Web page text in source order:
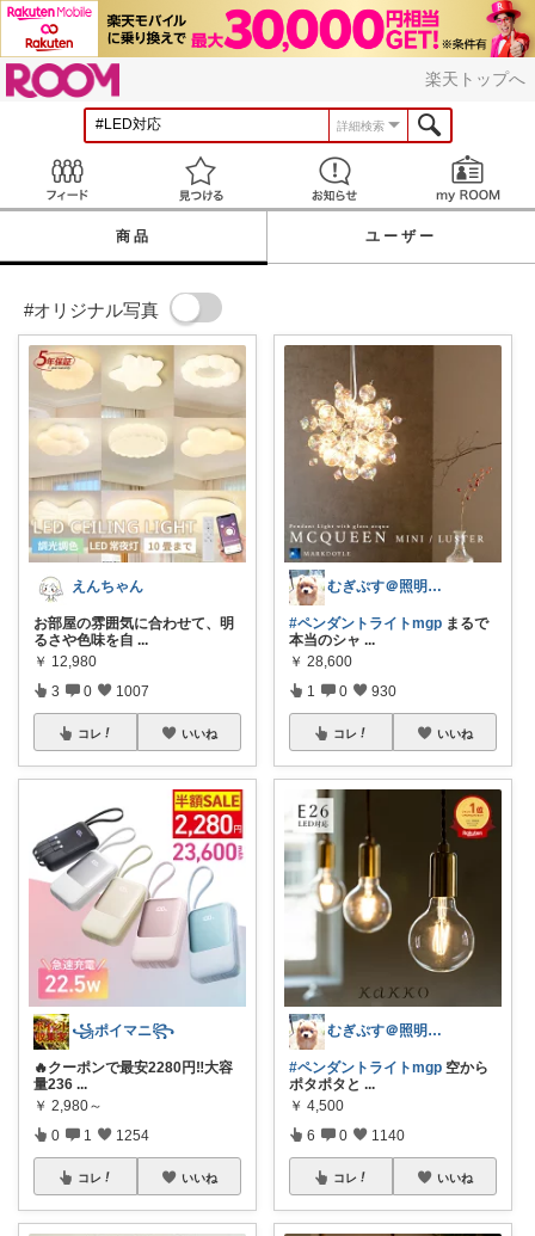
楽天トップへ
詳細検索
見つける お知らせ
商品 ユーザー
#オリジナル写真
えんちゃん
お部屋の雰囲気に合わせて、明
るさや色味を自 ...
￥ 12,980
3 0 1007
コレ いいね
꧁ポイマニ꧂
🔥クーポンで最安2280円‼️大容
量236 ...
￥ 2,980～
0 1 1254
コレ いいね
むぎぷす＠照明とインテリアと北欧食器
#ペンダントライトmgp まるで
本当のシャ ...
￥ 28,600
1 0 930
コレ いいね
むぎぷす＠照明とインテリアと北欧食器
#ペンダントライトmgp 空から
ポタポタと ...
￥ 4,500
6 0 1140
コレ いいね